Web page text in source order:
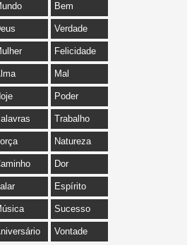
Bem
Verdade
Felicidade
Mal
Poder
Trabalho
Natureza
Dor
Espírito
Sucesso
Vontade